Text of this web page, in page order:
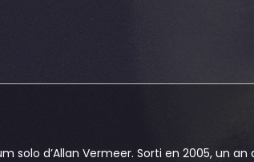
solo d’Allan Vermeer. Sorti en 2005, un